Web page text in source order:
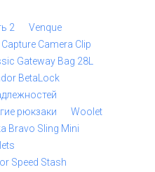
2
Venque
Camera Clip
Gateway Bag 28L
BetaLock
рюкзаки
Woolet
Bravo Sling Mini
Speed Stash